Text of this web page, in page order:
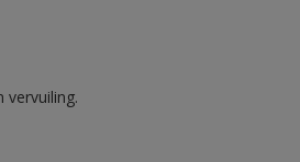
vervuiling.